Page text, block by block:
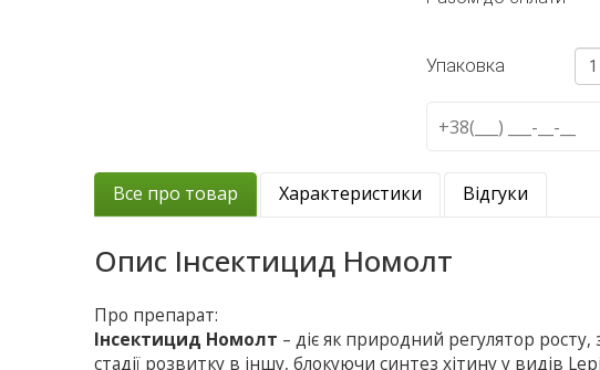
Упаковка
Все про товар Характеристики Відгуки
Опис Інсектицид Номолт
Про препарат:
Інсектицид Номолт – діє як природний регулятор
стадії розвитку в іншу, блокуючи синтез хiтину у видiв